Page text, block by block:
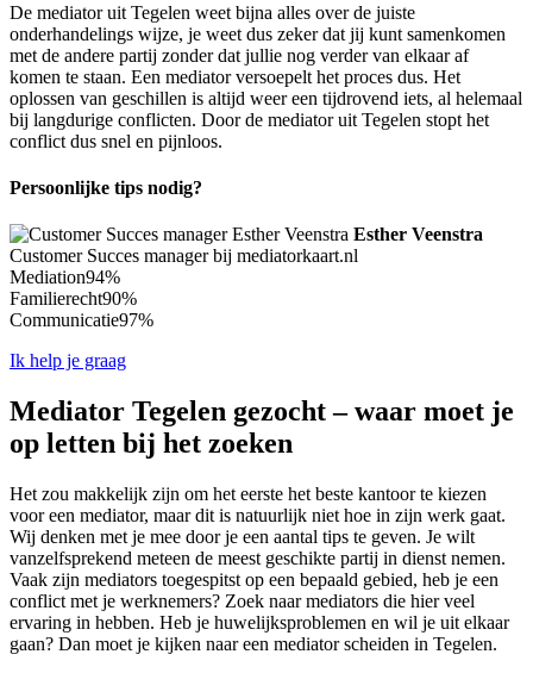
De mediator uit Tegelen weet bijna alles over de juiste
onderhandelings wijze, je weet dus zeker dat jij kunt samenkomen
met de andere partij zonder dat jullie nog verder van elkaar af
komen te staan. Een mediator versoepelt het proces dus. Het
oplossen van geschillen is altijd weer een tijdrovend iets, al helemaal
bij langdurige conflicten. Door de mediator uit Tegelen stopt het
conflict dus snel en pijnloos.
Persoonlijke tips nodig?
Esther Veenstra
Customer Succes manager bij mediatorkaart.nl
Mediation94%
Familierecht90%
Communicatie97%
Ik help je graag
Mediator Tegelen gezocht – waar moet je
op letten bij het zoeken
Het zou makkelijk zijn om het eerste het beste kantoor te kiezen
voor een mediator, maar dit is natuurlijk niet hoe in zijn werk gaat.
Wij denken met je mee door je een aantal tips te geven. Je wilt
vanzelfsprekend meteen de meest geschikte partij in dienst nemen.
Vaak zijn mediators toegespitst op een bepaald gebied, heb je een
conflict met je werknemers? Zoek naar mediators die hier veel
ervaring in hebben. Heb je huwelijksproblemen en wil je uit elkaar
gaan? Dan moet je kijken naar een mediator scheiden in Tegelen.